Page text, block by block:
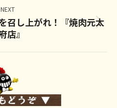
NEXT
Next
post:
召し上がれ！『焼肉元太
店』